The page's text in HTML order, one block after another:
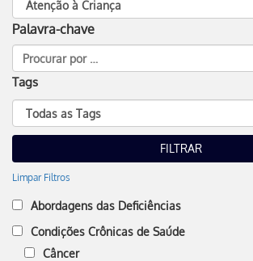
Palavra-chave
Tags
Limpar Filtros
Abordagens das Deficiências
Condições Crônicas de Saúde
Câncer